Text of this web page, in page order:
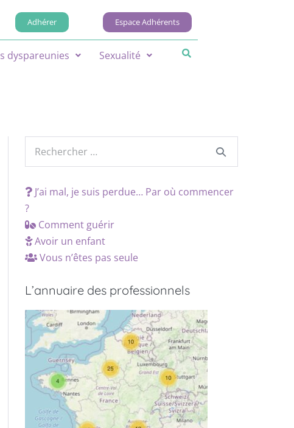
Adhérer Espace Adhérents
dyspareunies Sexualité
J’ai mal, je suis perdue… Par où commencer
?
Comment guérir
Avoir un enfant
Vous n’êtes pas seule
L’annuaire des professionnels